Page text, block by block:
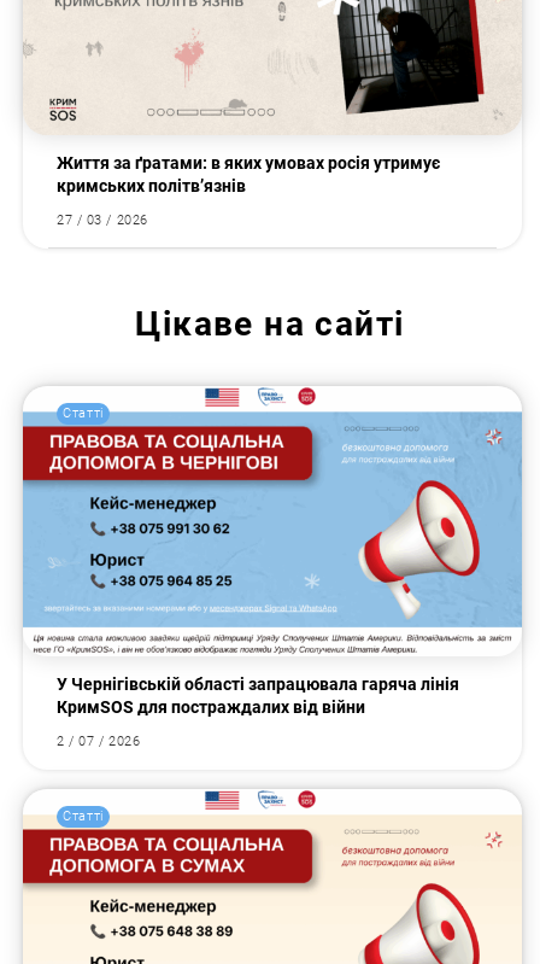
Життя за ґратами: в яких умовах росія утримує
кримських політв’язнів
27 / 03 / 2026
Цікаве на сайті
Статті
У Чернігівській області запрацювала гаряча лінія
КримSOS для постраждалих від війни
2 / 07 / 2026
Статті